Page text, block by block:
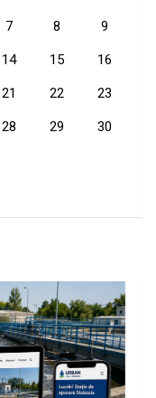
7 8 9
14 15 16
21 22 23
28 29 30